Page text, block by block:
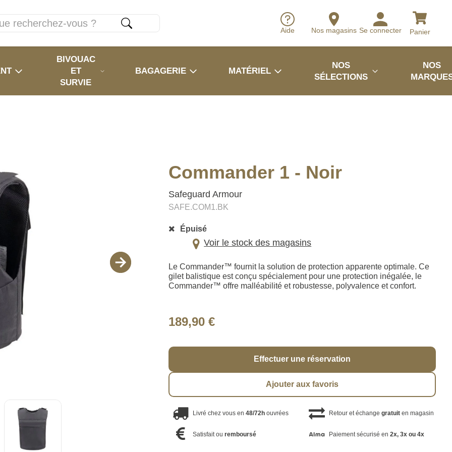
Aide Nos magasins Se connecter Panier
BIVOUAC
ET
SURVIE
BAGAGERIE MATÉRIEL
NOS
SÉLECTIONS
NOS
Commander 1 - Noir
Safeguard Armour
SAFE.COM1.BK
Épuisé
Voir le stock des magasins
Le Commander™ fournit la solution de protection apparente optimale. Ce
gilet balistique est conçu spécialement pour une protection inégalée, le
Commander™ offre malléabilité et robustesse, polyvalence et confort.
189,90 €
Effectuer une réservation
Ajouter aux favoris
Livré chez vous en48/72h ouvrées Retour et échange gratuiten magasin
Satisfait ouremboursé Paiement sécurisé en 2x, 3x ou 4x